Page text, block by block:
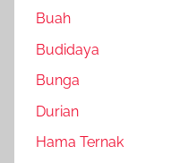
Buah
Budidaya
Bunga
Durian
Hama Ternak